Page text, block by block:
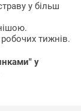
у більш
тижнів.
у